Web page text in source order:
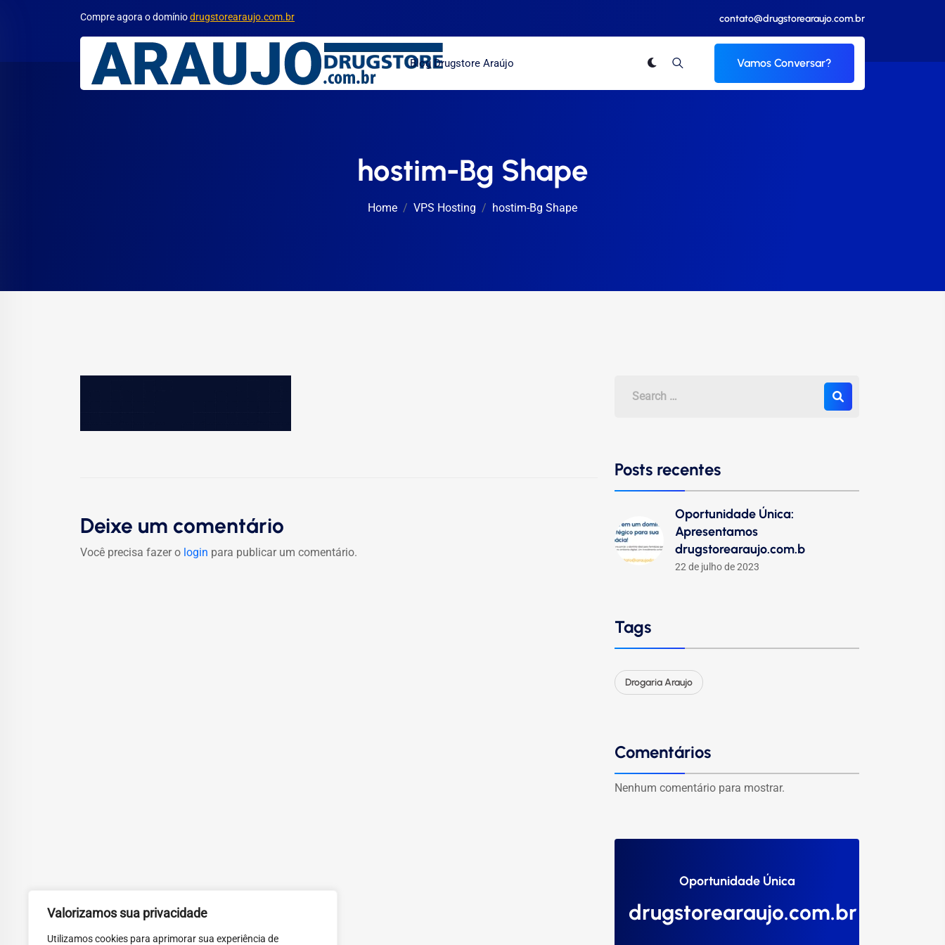
Valorizamos sua privacidade
Utilizamos cookies para aprimorar sua experiência de
Compre agora o domíniodrugstorearaujo.com.br contato@drugstorearaujo.com.br
Blog Drugstore Araújo Vamos Conversar?
hostim-Bg Shape
Home VPS Hosting hostim-Bg Shape
Deixe um comentário
Você precisa fazer o login para publicar um comentário.
Posts recentes
Oportunidade Única:
Apresentamos
drugstorearaujo.com.b
22 de julho de 2023
Tags
Drogaria Araujo
Comentários
Nenhum comentário para mostrar.
Oportunidade Única
drugstorearaujo.com.br